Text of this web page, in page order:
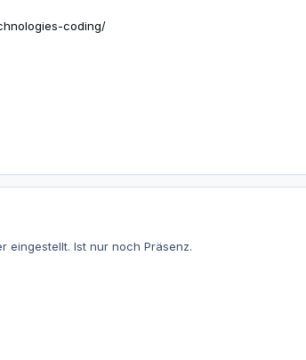
coding/
eingestellt. Ist nur noch Präsenz.